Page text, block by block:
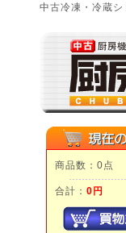
中古冷凍・冷蔵
商品数：0点
合計： 0円